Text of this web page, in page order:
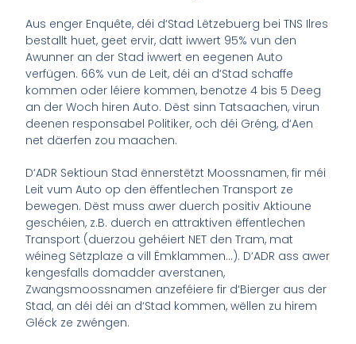
Aus enger Enquête, déi d‘Stad Lëtzebuerg bei TNS Ilres
bestallt huet, geet ervir, datt iwwert 95% vun den
Awunner an der Stad iwwert en eegenen Auto
verfügen. 66% vun de Leit, déi an d‘Stad schaffe
kommen oder léiere kommen, benotze 4 bis 5 Deeg
an der Woch hiren Auto. Dëst sinn Tatsaachen, virun
deenen responsabel Politiker, och déi Gréng, d‘Aen
net däerfen zou maachen.
D‘ADR Sektioun Stad ënnerstëtzt Moossnamen, fir méi
Leit vum Auto op den ëffentlechen Transport ze
bewegen. Dëst muss awer duerch positiv Aktioune
geschéien, z.B. duerch en attraktiven ëffentlechen
Transport (duerzou gehéiert NET den Tram, mat
wéineg Sëtzplaze a vill Ëmklammen…). D‘ADR ass awer
kengesfalls domadder averstanen,
Zwangsmoossnamen anzeféiere fir d‘Bierger aus der
Stad, an déi déi an d‘Stad kommen, wëllen zu hirem
Gléck ze zwéngen.